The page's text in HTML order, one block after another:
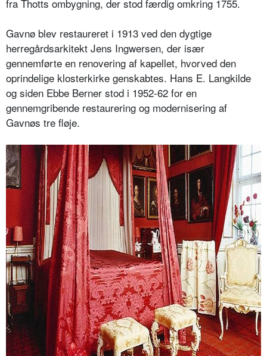
fra Thotts ombygning, der stod færdig omkring 1755.
Gavnø blev restaureret i 1913 ved den dygtige
herregårdsarkitekt Jens Ingwersen, der især
gennemførte en renovering af kapellet, hvorved den
oprindelige klosterkirke genskabtes. Hans E. Langkilde
og siden Ebbe Berner stod i 1952-62 for en
gennemgribende restaurering og modernisering af
Gavnøs tre fløje.